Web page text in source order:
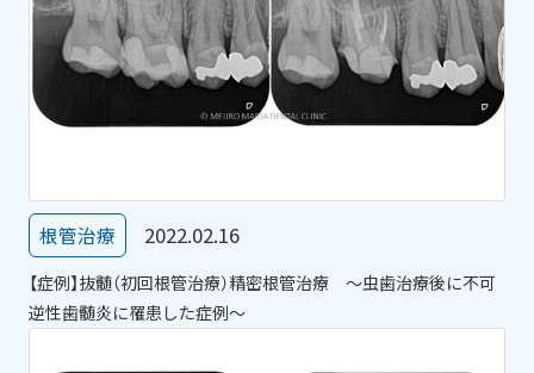
根管治療 2022.02.16
【症例】抜髄（初回根管治療）精密根管治療 ～虫歯治療後に不可
逆性歯髄炎に罹患した症例～